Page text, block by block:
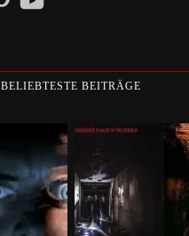
BELIEBTESTE BEITRÄGE